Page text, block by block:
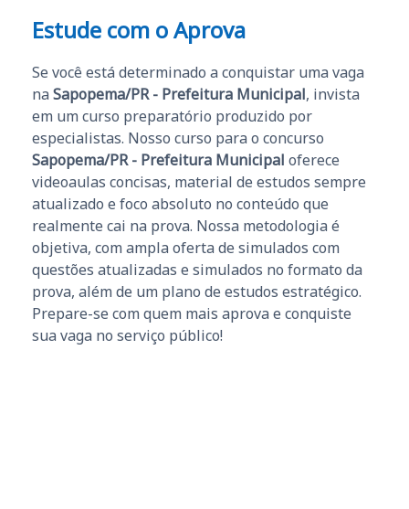
Estude com o Aprova
Se você está determinado a conquistar uma vaga
na Sapopema/PR - Prefeitura Municipal, invista
em um curso preparatório produzido por
especialistas. Nosso curso para o concurso
Sapopema/PR - Prefeitura Municipal oferece
videoaulas concisas, material de estudos sempre
atualizado e foco absoluto no conteúdo que
realmente cai na prova. Nossa metodologia é
objetiva, com ampla oferta de simulados com
questões atualizadas e simulados no formato da
prova, além de um plano de estudos estratégico.
Prepare-se com quem mais aprova e conquiste
sua vaga no serviço público!